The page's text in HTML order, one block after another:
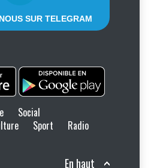
SUR TELEGRAM
Social
Sport Radio
En haut